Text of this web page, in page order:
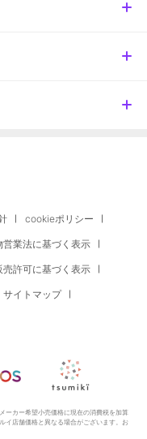
cookieポリシー
営業法に基づく表示
許可に基づく表示
サイトマップ
ーカー希望小売価格に現在の消費税を加算
イ店舗価格と異なる場合がございます。お